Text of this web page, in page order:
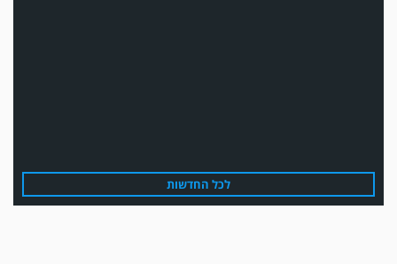
משחק אימון: הפועל אזור והפועל מרמורק סיימו בתוצאה 0-0 .
לכל החדשות